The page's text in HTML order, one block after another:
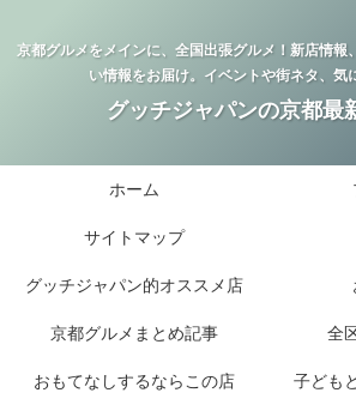
京都グルメをメインに、全国出張グルメ！新店情報
い情報をお届け。イベントや街ネタ、気
グッチジャパンの京都最
ホーム
サイトマップ
グッチジャパン的オススメ店
京都グルメまとめ記事 全
おもてなしするならこの店 子ども